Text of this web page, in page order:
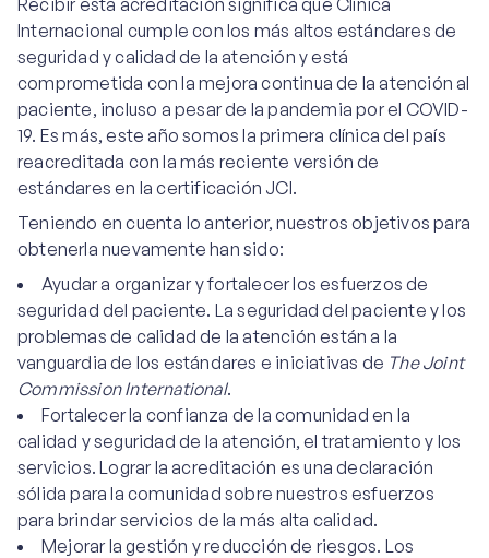
Recibir esta acreditación significa que Clínica
Internacional cumple con los más altos estándares de
seguridad y calidad de la atención y está
comprometida con la mejora continua de la atención al
paciente, incluso a pesar de la pandemia por el COVID-
19. Es más, este año somos la primera clínica del país
reacreditada con la más reciente versión de
estándares en la certificación JCI.
Teniendo en cuenta lo anterior, nuestros objetivos para
obtenerla nuevamente han sido:
Ayudar a organizar y fortalecer los esfuerzos de
seguridad del paciente. La seguridad del paciente y los
problemas de calidad de la atención están a la
vanguardia de los estándares e iniciativas de The Joint
Commission International.
Fortalecer la confianza de la comunidad en la
calidad y seguridad de la atención, el tratamiento y los
servicios. Lograr la acreditación es una declaración
sólida para la comunidad sobre nuestros esfuerzos
para brindar servicios de la más alta calidad.
Mejorar la gestión y reducción de riesgos. Los